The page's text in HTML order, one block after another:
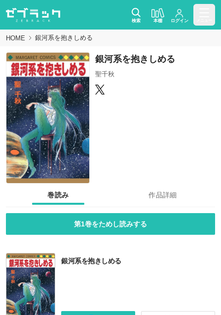
検索 本棚 ログイン
HOME 銀河系を抱きしめる
銀河系を抱きしめる
聖千秋
巻読み 作品詳細
第1巻をためし読みする
銀河系を抱きしめる